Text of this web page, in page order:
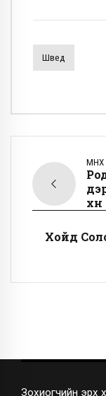
Швед
ӨМНӨХ
Хойд
Зохиогчийн эрх